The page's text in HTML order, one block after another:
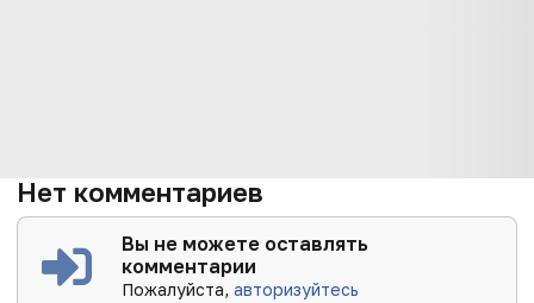
Нет комментариев
Вы не можете оставлять
комментарии
Пожалуйста,авторизуйтесь